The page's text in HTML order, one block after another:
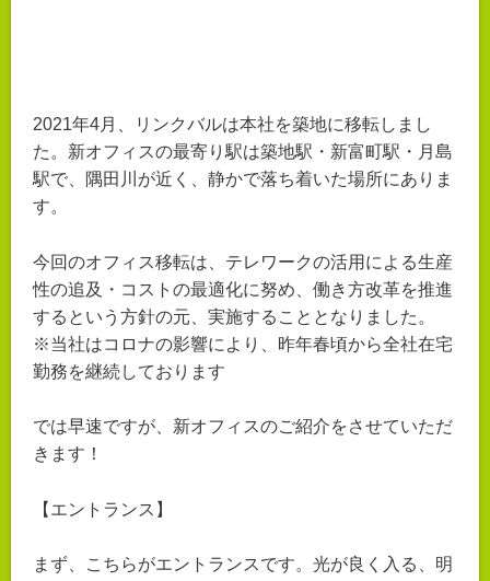
2021年4月、リンクバルは本社を築地に移転しまし
た。新オフィスの最寄り駅は築地駅・新富町駅・月島
駅で、隅田川が近く、静かで落ち着いた場所にありま
す。
今回のオフィス移転は、テレワークの活用による生産
性の追及・コストの最適化に努め、働き方改革を推進
するという方針の元、実施することとなりました。
※当社はコロナの影響により、昨年春頃から全社在宅
勤務を継続しております
では早速ですが、新オフィスのご紹介をさせていただ
きます！
【エントランス】
まず、こちらがエントランスです。光が良く入る、明